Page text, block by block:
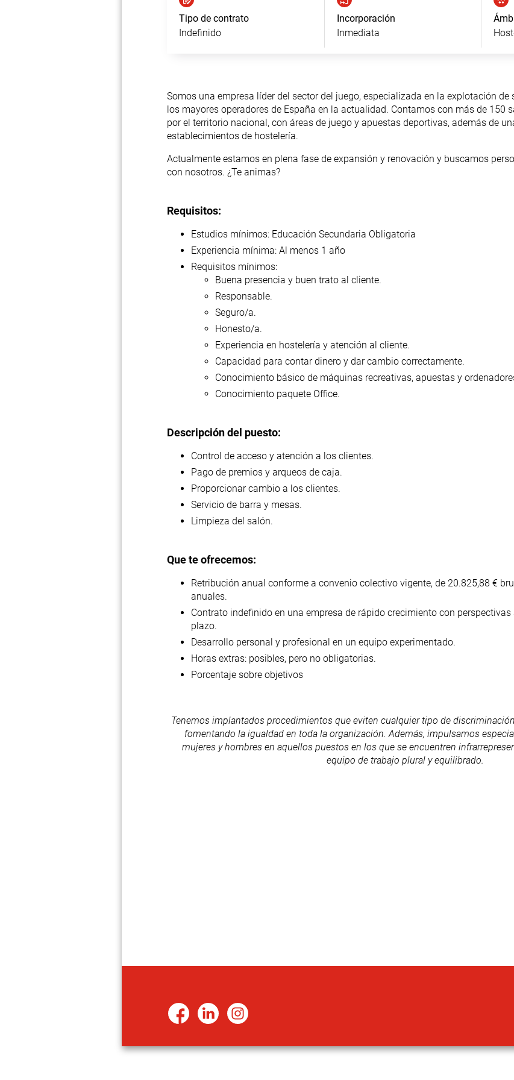
Tipo de contrato
Indefinido
Incorporación
Inmediata
Somos una empresa líder del sector del juego, especializada en la explotación de
los mayores operadores de España en la actualidad. Contamos con más de 150
por el territorio nacional, con áreas de juego y apuestas deportivas, además de
establecimientos de hostelería.
Actualmente estamos en plena fase de expansión y renovación y buscamos
con nosotros. ¿Te animas?
Requisitos:
Estudios mínimos: Educación Secundaria Obligatoria
Experiencia mínima: Al menos 1 año
Requisitos mínimos:
Buena presencia y buen trato al cliente.
Responsable.
Seguro/a.
Honesto/a.
Experiencia en hostelería y atención al cliente.
Capacidad para contar dinero y dar cambio correctamente.
Conocimiento básico de máquinas recreativas, apuestas y
Conocimiento paquete Office.
Descripción del puesto:
Control de acceso y atención a los clientes.
Pago de premios y arqueos de caja.
Proporcionar cambio a los clientes.
Servicio de barra y mesas.
Limpieza del salón.
Que te ofrecemos:
Retribución anual conforme a convenio colectivo vigente, de 20.825,88 €
anuales.
Contrato indefinido en una empresa de rápido crecimiento con perspectivas
plazo.
Desarrollo personal y profesional en un equipo experimentado.
Horas extras: posibles, pero no obligatorias.
Porcentaje sobre objetivos
Tenemos implantados procedimientos que eviten cualquier tipo de
fomentando la igualdad en toda la organización. Además, impulsamos
mujeres y hombres en aquellos puestos en los que se encuentren
equipo de trabajo plural y equilibrado.